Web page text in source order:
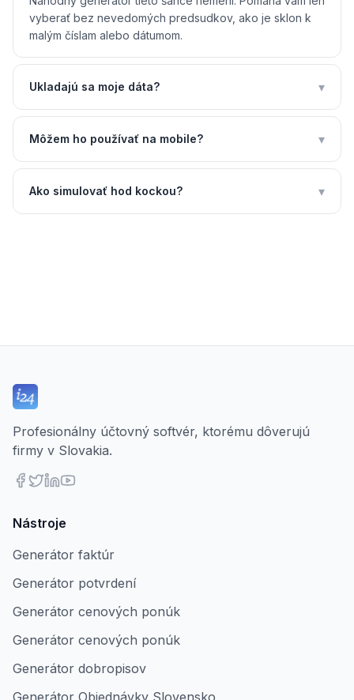
vyberať bez nevedomých predsudkov, ako je sklon k
malým číslam alebo dátumom.
Ukladajú sa moje dáta? ▾
Môžem ho používať na mobile? ▾
Ako simulovať hod kockou? ▾
Profesionálny účtovný softvér, ktorému dôverujú
firmy v Slovakia.
Nástroje
Generátor faktúr
Generátor potvrdení
Generátor cenových ponúk
Generátor cenových ponúk
Generátor dobropisov
Generátor Objednávky Slovensko